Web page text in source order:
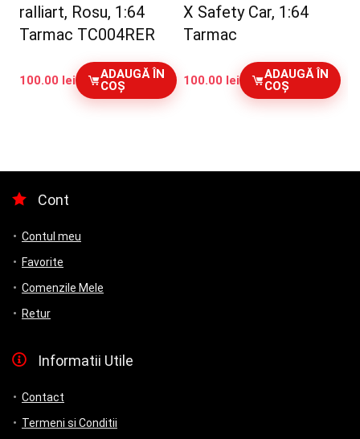
ralliart, Rosu, 1:64
Tarmac TC004RER
100.00 lei
ADAUGĂ ÎN
COȘ
X Safety Car, 1:64
Tarmac
100.00 lei
ADAUGĂ ÎN
COȘ
Cont
Contul meu
Favorite
Comenzile Mele
Retur
Informatii Utile
Contact
Termeni si Conditii